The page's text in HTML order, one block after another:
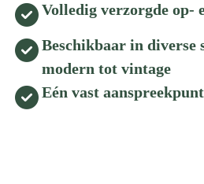
Volledig verzorgde op-
Beschikbaar in
modern tot vintage
Eén vast